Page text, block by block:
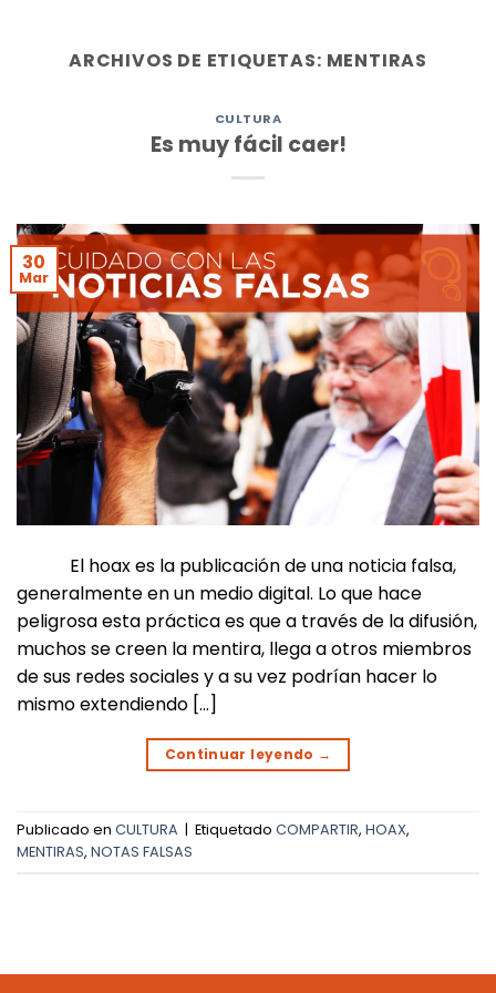
contentARCHIVOS DE ETIQUETAS: MENTIRAS
CULTURA
Es muy fácil caer!
30
Mar
El hoax es la publicación de una noticia falsa,
generalmente en un medio digital. Lo que hace
peligrosa esta práctica es que a través de la difusión,
muchos se creen la mentira, llega a otros miembros
de sus redes sociales y a su vez podrían hacer lo
mismo extendiendo […]
Continuar leyendo →
Publicado en CULTURA | Etiquetado COMPARTIR, HOAX,
MENTIRAS, NOTAS FALSAS